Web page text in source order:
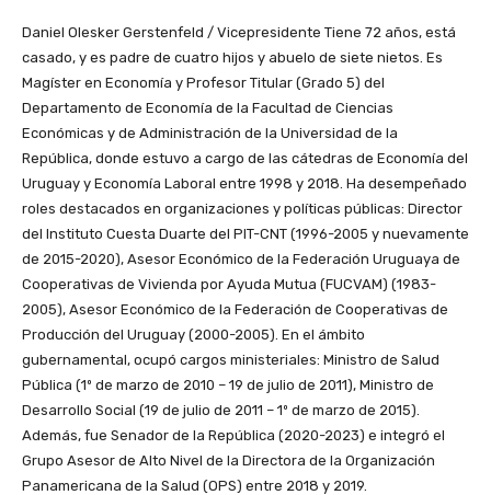
Daniel Olesker Gerstenfeld / Vicepresidente Tiene 72 años, está
casado, y es padre de cuatro hijos y abuelo de siete nietos. Es
Magíster en Economía y Profesor Titular (Grado 5) del
Departamento de Economía de la Facultad de Ciencias
Económicas y de Administración de la Universidad de la
República, donde estuvo a cargo de las cátedras de Economía del
Uruguay y Economía Laboral entre 1998 y 2018. Ha desempeñado
roles destacados en organizaciones y políticas públicas: Director
del Instituto Cuesta Duarte del PIT-CNT (1996-2005 y nuevamente
de 2015-2020), Asesor Económico de la Federación Uruguaya de
Cooperativas de Vivienda por Ayuda Mutua (FUCVAM) (1983-
2005), Asesor Económico de la Federación de Cooperativas de
Producción del Uruguay (2000-2005). En el ámbito
gubernamental, ocupó cargos ministeriales: Ministro de Salud
Pública (1º de marzo de 2010 – 19 de julio de 2011), Ministro de
Desarrollo Social (19 de julio de 2011 – 1º de marzo de 2015).
Además, fue Senador de la República (2020-2023) e integró el
Grupo Asesor de Alto Nivel de la Directora de la Organización
Panamericana de la Salud (OPS) entre 2018 y 2019.